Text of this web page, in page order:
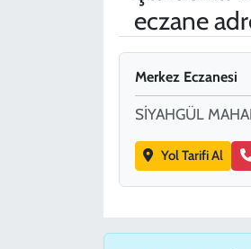
eczane
Merkez Eczanesi
SİYAHGÜL
Yol Tarifi Al